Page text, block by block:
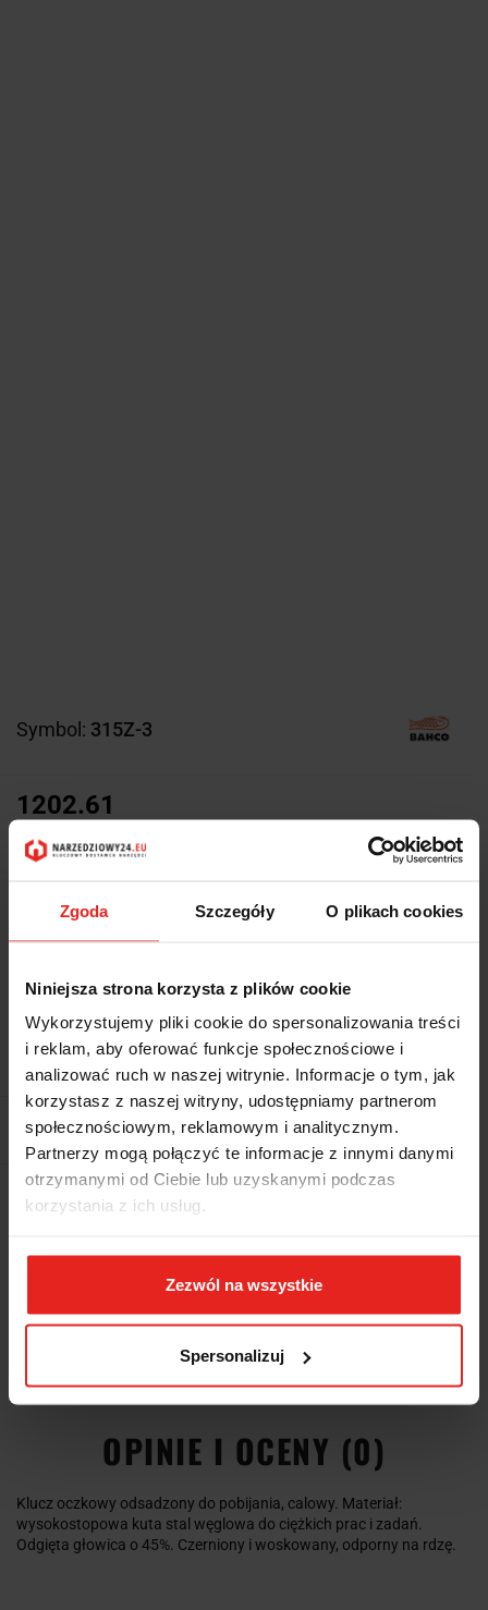
Zgoda Szczegóły O plikach cookies
Niniejsza strona korzysta z plików cookie
Wykorzystujemy pliki cookie do spersonalizowania treści
i reklam, aby oferować funkcje społecznościowe i
analizować ruch w naszej witrynie. Informacje o tym, jak
korzystasz z naszej witryny, udostępniamy partnerom
społecznościowym, reklamowym i analitycznym.
Partnerzy mogą połączyć te informacje z innymi danymi
otrzymanymi od Ciebie lub uzyskanymi podczas
korzystania z ich usług.
Zezwól na wszystkie
Spersonalizuj
Symbol: 315Z-3
1202.61
1202.61
Wysyłka w ciągu
Z magazynu producenta (5-10
Dostępność Duża dostępność
6.9 kg
Pobierz produkt do PDF
Wysyłka+2dni (dostawa 0 od 1000zł net.*)
OPIS
INFORMACJE DOT.
BEZPIECZEŃSTWA
OPINIE I OCENY (0)
Klucz oczkowy odsadzony do pobijania, calowy. Materiał:
wysokostopowa kuta stal węglowa do ciężkich prac i zadań.
Odgięta głowica o 45%. Czerniony i woskowany, odporny na rdzę.